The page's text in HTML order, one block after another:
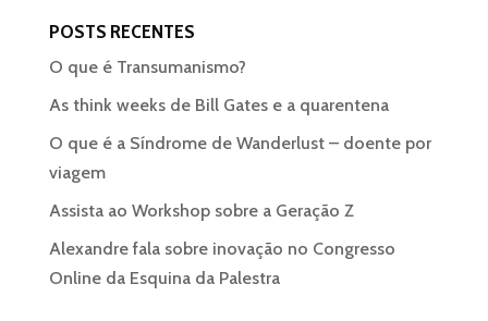
POSTS RECENTES
O que é Transumanismo?
As think weeks de Bill Gates e a quarentena
O que é a Síndrome de Wanderlust – doente por
viagem
Assista ao Workshop sobre a Geração Z
Alexandre fala sobre inovação no Congresso
Online da Esquina da Palestra